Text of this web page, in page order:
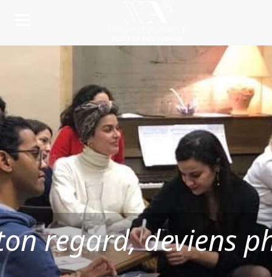
regard, deviens